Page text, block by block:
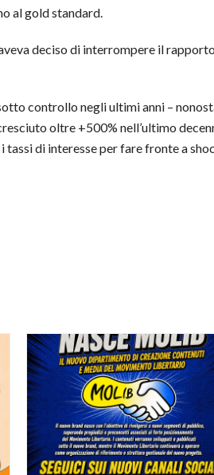
al gold standard.
deciso di interrompere il rapporto
controllo negli ultimi anni –
oltre +500% nell’ultimo
di interesse per fare fronte a